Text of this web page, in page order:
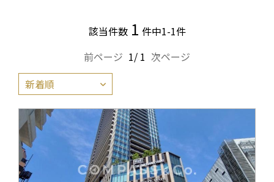
該当件数 1 件中1-1件
前ページ 1/ 1 次ページ